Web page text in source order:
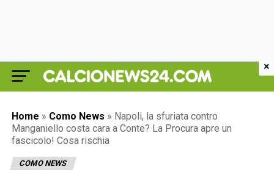
Home » Como News » Napoli, la sfuriata contro
Manganiello costa cara a Conte? La Procura apre un
fascicolo! Cosa rischia
COMO NEWS
×